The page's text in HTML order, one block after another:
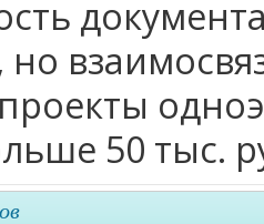
но
50 тыс.